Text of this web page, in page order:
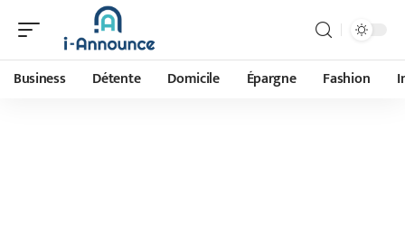
Business Détente Domicile Épargne Fashion